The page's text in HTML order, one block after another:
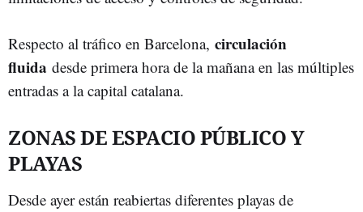
Respecto al tráfico en Barcelona, circulación
fluida desde primera hora de la mañana en las múltiples
entradas a la capital catalana.
ZONAS DE ESPACIO PÚBLICO Y
PLAYAS
Desde ayer están reabiertas diferentes playas de